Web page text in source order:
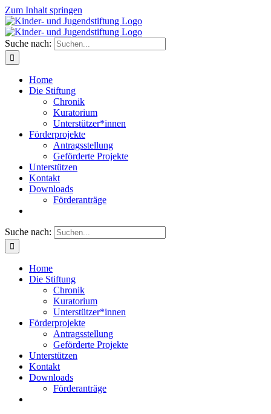
Zum Inhalt springen
Suche nach:
Home
Die Stiftung
Chronik
Kuratorium
Unterstützer*innen
Förderprojekte
Antragsstellung
Geförderte Projekte
Unterstützen
Kontakt
Downloads
Förderanträge
Suche nach:
Home
Die Stiftung
Chronik
Kuratorium
Unterstützer*innen
Förderprojekte
Antragsstellung
Geförderte Projekte
Unterstützen
Kontakt
Downloads
Förderanträge